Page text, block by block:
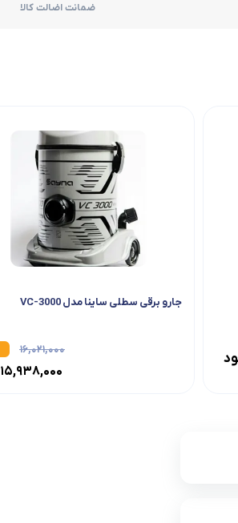
ضمانت اضالت کالا
جارو برقی سطلی ساینا مدل VC-3000
۱۶,۰۲۱,۰۰۰
۱۵,۹۳۸,۰۰۰